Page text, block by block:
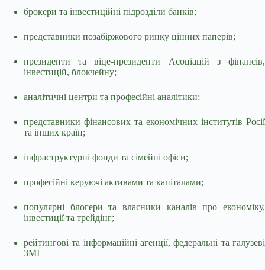
брокери та інвестиційні підрозділи банків;
представники позабіржового ринку цінних паперів;
президенти та віце-президенти Асоціацій з фінансів,
інвестицій, блокчейну;
аналітичні центри та професійні аналітики;
представники фінансових та економічних інститутів Росії
та інших країн;
інфраструктурні фонди та сімейні офіси;
професійні керуючі активами та капіталами;
популярні блогери та власники каналів про економіку,
інвестиції та трейдінг;
рейтингові та інформаційні агенції, федеральні та галузеві
ЗМІ